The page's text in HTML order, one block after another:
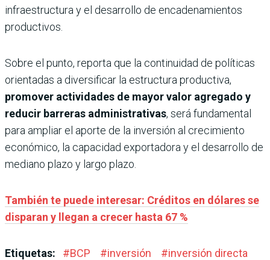
infraestructura y el desarrollo de encadenamientos
productivos.
Sobre el punto, reporta que la continuidad de políticas
orientadas a diversificar la estructura productiva,
promover actividades de mayor valor agregado y
reducir barreras administrativas, será fundamental
para ampliar el aporte de la inversión al crecimiento
económico, la capacidad exportadora y el desarrollo de
mediano plazo y largo plazo.
También te puede interesar: Créditos en dólares se
disparan y llegan a crecer hasta 67 %
Etiquetas: #BCP #inversión #inversión directa